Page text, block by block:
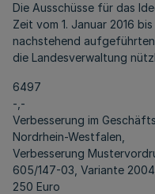
Die Ausschüsse für das
Zeit vom 1. Januar 2016
nachstehend
die Landesverwaltung
6497
-,-
Verbesserung im
Nordrhein-Westfalen,
Verbesserung
605/147-03, Variante
250 Euro